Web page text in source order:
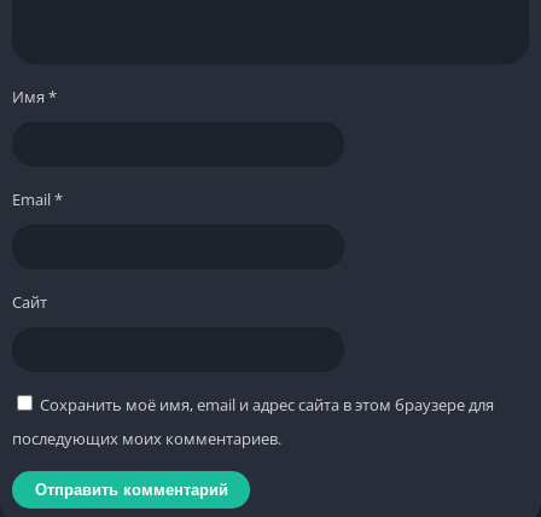
Имя *
Email*
Сайт
Сохранить моё имя, email и адрес сайта в этом браузере для
последующих моих комментариев.